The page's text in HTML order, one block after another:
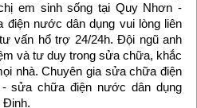
em sinh sống tại Quy Nhơn -
nước dân dụng vui lòng liên
vấn hổ trợ 24/24h. Đội ngũ anh
và tư duy trong sửa chữa, khắc
nhà. Chuyên gia sửa chữa điện
sửa chữa điện nước dân dụng
Định.